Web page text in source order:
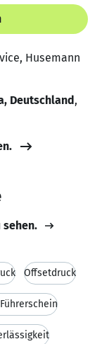
Husemann
Deutschland,
sehen.
Offsetdruck